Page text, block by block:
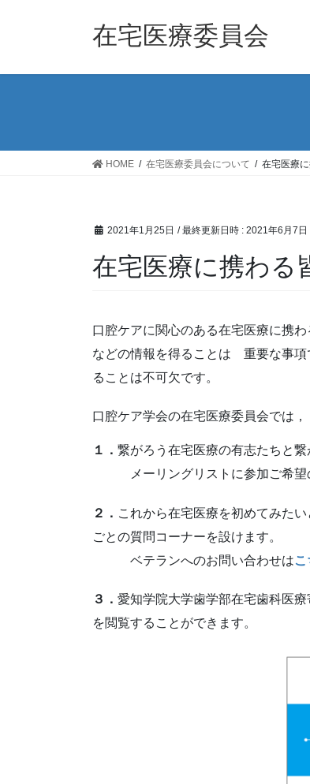
在宅医療委員会
HOME 在宅医療委員会について 在宅医療
2021年1月25日 / 最終更新日時 : 2021年6月7日
在宅医療に携わる
口腔ケアに関心のある在宅医療に携
などの情報を得ることは 重要な事項
ることは不可欠です。
口腔ケア学会の在宅医療委員会では，
１． 繋がろう在宅医療の有志たちと
メーリングリストに参加ご希望
２． これから在宅医療を初めてみた
ごとの質問コーナーを設けます。
ベテランへのお問い合わせはこ
３． 愛知学院大学歯学部在宅歯科医
を閲覧することができます。